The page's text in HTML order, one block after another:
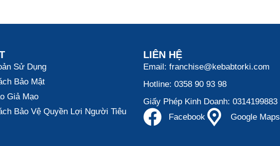
Sử Dụng
Bảo Mật
Giả Mạo
Bảo Vệ Quyền Lợi Người Tiêu
LIÊN HỆ
Email: franchise@kebabtorki.com
Hotline: 0358 90 93 98
Giấy Phép Kinh Doanh: 0314199883
Facebook
Google Maps